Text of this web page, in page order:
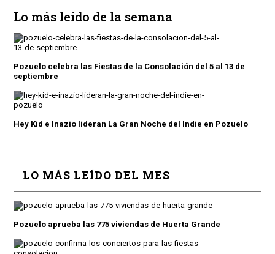
Lo más leído de la semana
Pozuelo celebra las Fiestas de la Consolación del 5 al 13 de
septiembre
Hey Kid e Inazio lideran La Gran Noche del Indie en Pozuelo
LO MÁS LEÍDO DEL MES
Pozuelo aprueba las 775 viviendas de Huerta Grande